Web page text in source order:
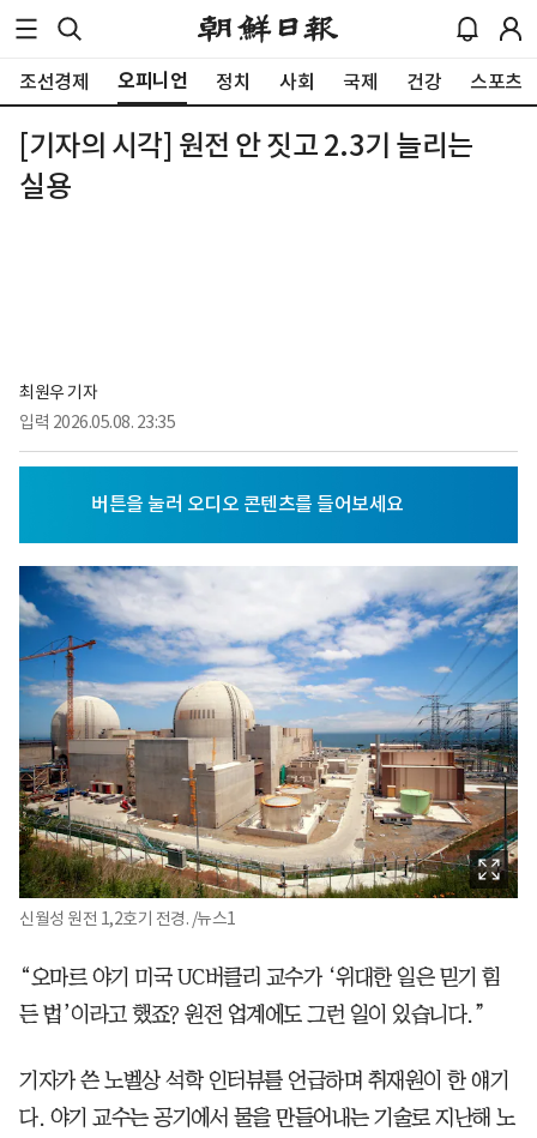
조선경제 오피니언 정치 사회 국제 건강 스포츠
[기자의 시각] 원전 안 짓고 2.3기 늘리는
실용
최원우 기자
입력 2026.05.08. 23:35
신월성 원전 1,2호기 전경. /뉴스1
“오마르 야기 미국 UC버클리 교수가 ‘위대한 일은 믿기 힘
든 법’이라고 했죠? 원전 업계에도 그런 일이 있습니다.”
기자가 쓴 노벨상 석학 인터뷰를 언급하며 취재원이 한 얘기
다. 야기 교수는 공기에서 물을 만들어내는 기술로 지난해 노